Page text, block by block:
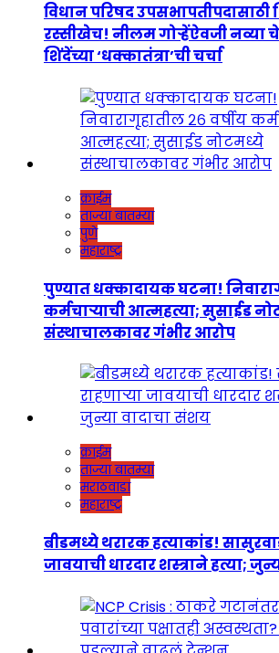
विधान परिषद
रस्सीखेच! नीलम गोऱ्हेंऐवजी नव्या
शिंदेंच्या ‘धक्कातंत्रा’ची चर्चा
क्राईम
ताज्या बातम्या
पुणे
महाराष्ट्र
पुण्यात धक्कादायक घटना!
कर्मचाऱ्याची आत्महत्या; सुसाईड
संस्थाचालकावर गंभीर आरोप
क्राईम
ताज्या बातम्या
मराठवाडा
महाराष्ट्र
बीडमध्ये थरारक हत्याकांड!
जावयाची धारदार शस्त्राने हत्या;